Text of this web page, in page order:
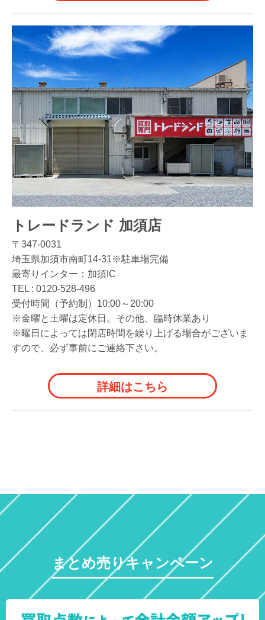
トレードランド 加須店
〒347-0031
埼玉県加須市南町14-31※駐車場完備
最寄りインター：加須IC
TEL : 0120-528-496
受付時間（予約制）10:00～20:00
※金曜と土曜は定休日。その他、臨時休業あり
※曜日によっては閉店時間を繰り上げる場合がございま
すので、必ず事前にご連絡下さい。
詳細はこちら
まとめ売りキャンペーン